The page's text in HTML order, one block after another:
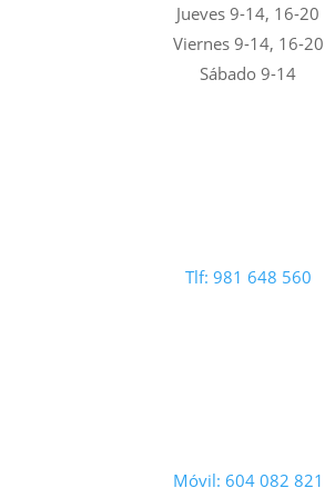
Jueves 9-14, 16-20
Viernes 9-14, 16-20
Sábado 9-14
Tlf: 981 648 560
Móvil: 604 082 821